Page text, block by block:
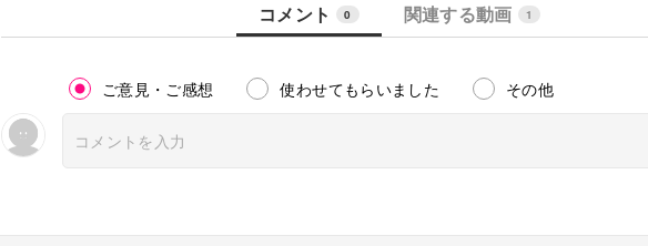
http://ameblo.jp/qtbomber/
音源などのお問い合わせは、お気軽に下記まで！
qtbomber※gmail.com
コメント 0 関連する動画 1
ご意見・ご感想 使わせてもらいました その他